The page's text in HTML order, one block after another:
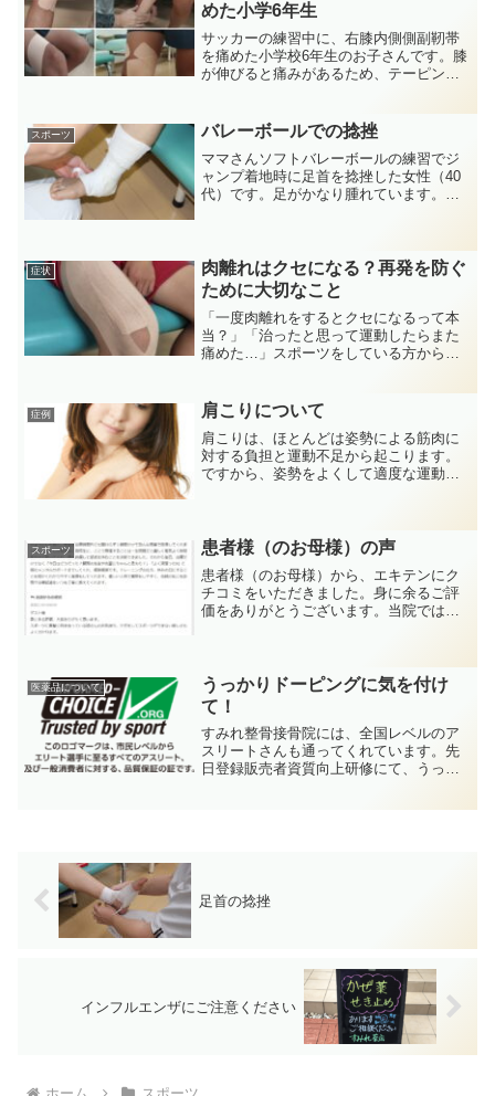
めた小学6年生
サッカーの練習中に、右膝内側側副靭帯
を痛めた小学校6年生のお子さんです。膝
が伸びると痛みがあるため、テーピング
み具合や症状、行う運動によって巻き方
や強さを変えます。
スポーツ バレーボールでの捻挫
ママさんソフトバレーボールの練習でジ
ャンプ着地時に足首を捻挫した女性（40
代）です。足がかなり腫れています。車
て、約20日ほどは固定と松...
症状
肉離れはクセになる？再発を防ぐ
ために大切なこと
「一度肉離れをするとクセになるって本
当？」「治ったと思って運動したらまた
痛めた…」スポーツをしている方から、
再開すると再発しやすいケガです。今回
は、肉離れが「クセになる...
症例 肩こりについて
肩こりは、ほとんどは姿勢による筋肉に
対する負担と運動不足から起こります。
ですから、姿勢をよくして適度な運動を
そのほかに、筋肉が損傷を受...
スポーツ 患者様（のお母様）の声
患者様（のお母様）から、エキテンにク
チコミをいただきました。身に余るご評
価をありがとうございます。当院では、
再発なくスポーツに戻れる...
医薬品について
うっかりドーピングに気を付け
て！
すみれ整骨接骨院には、全国レベルのア
スリートさんも通ってくれています。先
日登録販売者資質向上研修にて、うっか
足首の捻挫
インフルエンザにご注意ください